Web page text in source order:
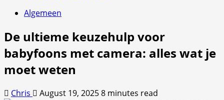
Algemeen
De ultieme keuzehulp voor
babyfoons met camera: alles wat je
moet weten
Chris August 19, 20258 minutes read